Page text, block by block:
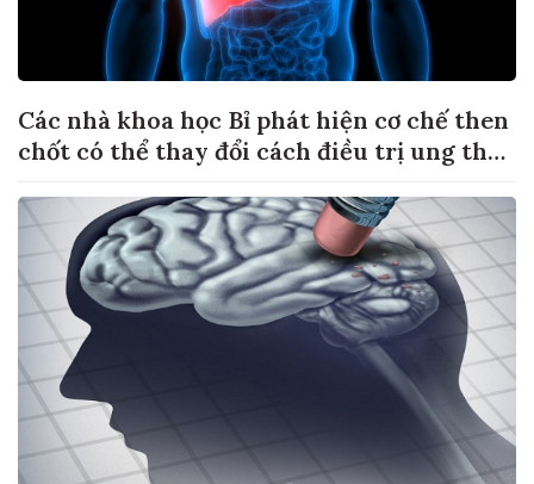
Các nhà khoa học Bỉ phát hiện cơ chế then
chốt có thể thay đổi cách điều trị ung thư